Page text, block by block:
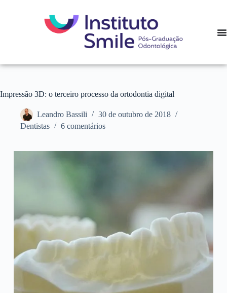
Impressão 3D: o terceiro processo da ortodontia digital
Leandro Bassili
30 de outubro de 2018
Dentistas
6 comentários